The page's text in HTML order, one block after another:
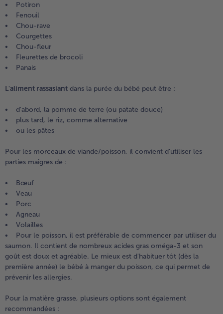
• Potiron
• Fenouil
• Chou-rave
• Courgettes
• Chou-fleur
• Fleurettes de brocoli
• Panais
L'aliment rassasiant dans la purée du bébé peut être :
• d'abord, la pomme de terre (ou patate douce)
• plus tard, le riz, comme alternative
• ou les pâtes
Pour les morceaux de viande/poisson, il convient d'utiliser les
parties maigres de :
• Bœuf
• Veau
• Porc
• Agneau
• Volailles
• Pour le poisson, il est préférable de commencer par utiliser du
saumon. Il contient de nombreux acides gras oméga-3 et son
goût est doux et agréable. Le mieux est d'habituer tôt (dès la
première année) le bébé à manger du poisson, ce qui permet de
prévenir les allergies.
Pour la matière grasse, plusieurs options sont également
recommandées :